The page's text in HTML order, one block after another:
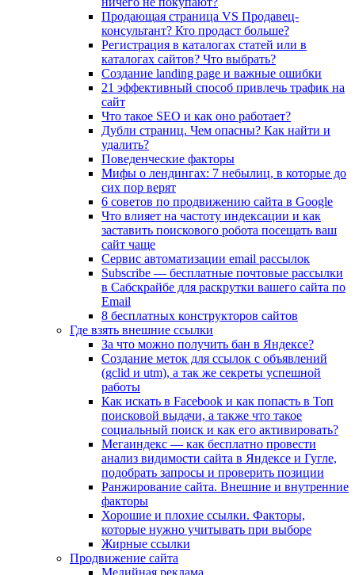
Продающая страница VS Продавец-
консультант? Кто продаст больше?
Регистрация в каталогах статей или в
каталогах сайтов? Что выбрать?
Cоздание landing page и важные ошибки
21 эффективный способ привлечь трафик на
сайт
Что такое SEO и как оно работает?
Дубли страниц. Чем опасны? Как найти и
удалить?
Поведенческие факторы
Мифы о лендингах: 7 небылиц, в которые до
сих пор верят
6 советов по продвижению сайта в Google
Что влияет на частоту индексации и как
заставить поискового робота посещать ваш
сайт чаще
Сервис автоматизации email рассылок
Subscribe — бесплатные почтовые рассылки
в Сабскрайбе для раскрутки вашего сайта по
Email
8 бесплатных конструкторов сайтов
Где взять внешние ссылки
За что можно получить бан в Яндексе?
Cоздание меток для ссылок с объявлений
(gclid и utm), а так же секреты успешной
работы
Как искать в Facebook и как попасть в Топ
поисковой выдачи, а также что такое
социальный поиск и как его активировать?
Мегаиндекс — как бесплатно провести
анализ видимости сайта в Яндексе и Гугле,
подобрать запросы и проверить позиции
Ранжирование сайта. Внешние и внутренние
факторы
Хорошие и плохие ссылки. Факторы,
которые нужно учитывать при выборе
Жирные ссылки
Продвижение сайта
Медийная реклама